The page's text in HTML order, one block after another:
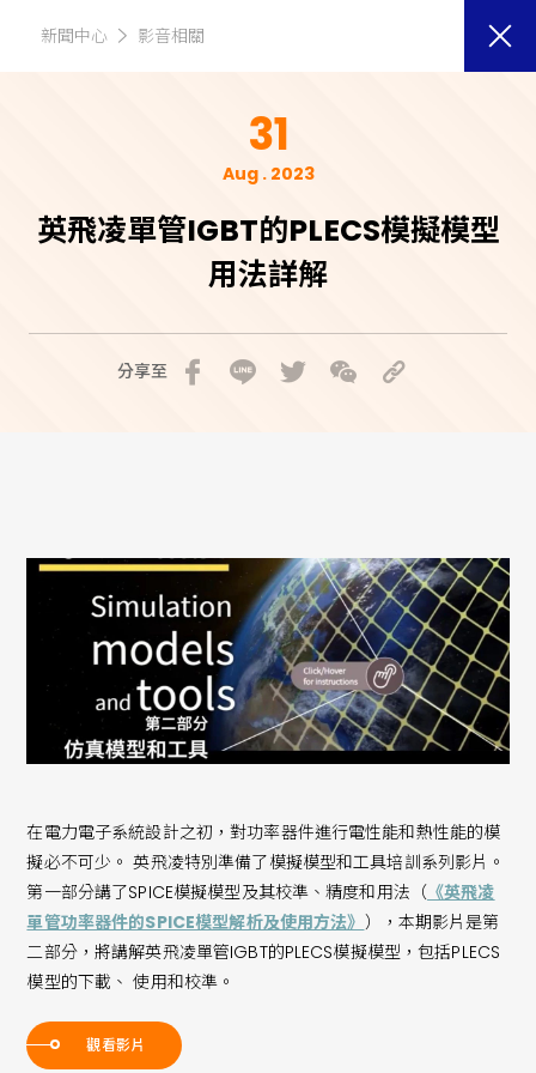
新聞中心 影音相關
31
Aug . 2023
英飛凌單管IGBT的PLECS模擬模型
用法詳解
分享至
在電力電子系統設計之初，對功率器件進行電性能和熱性能的模
擬必不可少。 英飛凌特別準備了模擬模型和工具培訓系列影片。
第一部分講了SPICE模擬模型及其校準、精度和用法（ 《英飛凌
單管功率器件的SPICE模型解析及使用方法》 ），本期影片是第
二部分，將講解英飛凌單管IGBT的PLECS模擬模型，包括PLECS
模型的下載、 使用和校準。
觀看影片